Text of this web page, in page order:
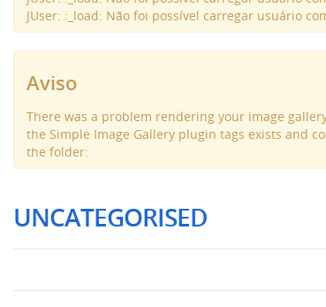
JUser: :_load: Não foi possível carregar usuário
Aviso
There was a problem rendering your image
the Simple Image Gallery plugin tags exists and
the folder:
UNCATEGORISED